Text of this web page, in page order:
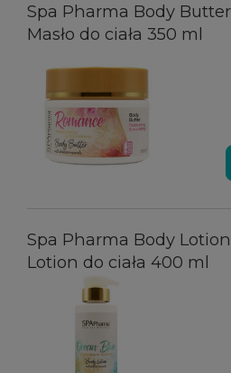
Spa Pharma Body
Masło do ciała 350 ml
Spa Pharma Body
Lotion do ciała 400 ml